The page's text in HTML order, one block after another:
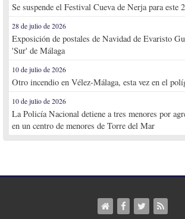
Se suspende el Festival Cueva de Nerja para este
28 de julio de 2026
Exposición de postales de Navidad de Evaristo
'Sur' de Málaga
10 de julio de 2026
Otro incendio en Vélez-Málaga, esta vez en el
10 de julio de 2026
La Policía Nacional detiene a tres menores por
en un centro de menores de Torre del Mar